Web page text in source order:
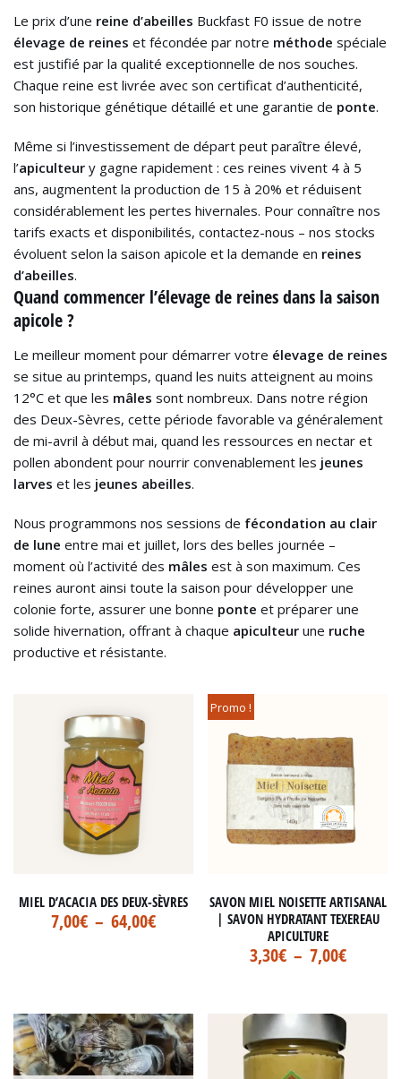
Le prix d’une reine d’abeilles Buckfast F0 issue de notre
élevage de reines et fécondée par notre méthode spéciale
est justifié par la qualité exceptionnelle de nos souches.
Chaque reine est livrée avec son certificat d’authenticité,
son historique génétique détaillé et une garantie de ponte.
Même si l’investissement de départ peut paraître élevé,
l’apiculteur y gagne rapidement : ces reines vivent 4 à 5
ans, augmentent la production de 15 à 20% et réduisent
considérablement les pertes hivernales. Pour connaître nos
tarifs exacts et disponibilités, contactez-nous – nos stocks
évoluent selon la saison apicole et la demande en reines
d’abeilles.
Quand commencer l’élevage de reines dans la saison
apicole ?
Le meilleur moment pour démarrer votre élevage de reines
se situe au printemps, quand les nuits atteignent au moins
12°C et que les mâles sont nombreux. Dans notre région
des Deux-Sèvres, cette période favorable va généralement
de mi-avril à début mai, quand les ressources en nectar et
pollen abondent pour nourrir convenablement les jeunes
larves et les jeunes abeilles.
Nous programmons nos sessions de fécondation au clair
de lune entre mai et juillet, lors des belles journée –
moment où l’activité des mâles est à son maximum. Ces
reines auront ainsi toute la saison pour développer une
colonie forte, assurer une bonne ponte et préparer une
solide hivernation, offrant à chaque apiculteur une ruche
productive et résistante.
MIEL D’ACACIA DES DEUX-SÈVRES
7,00€ – 64,00€
Promo !
SAVON MIEL NOISETTE ARTISANAL
| SAVON HYDRATANT TEXEREAU
APICULTURE
3,30€ – 7,00€